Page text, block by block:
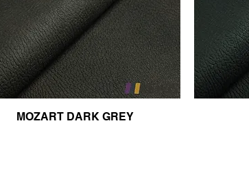
MOZART DARK GREY